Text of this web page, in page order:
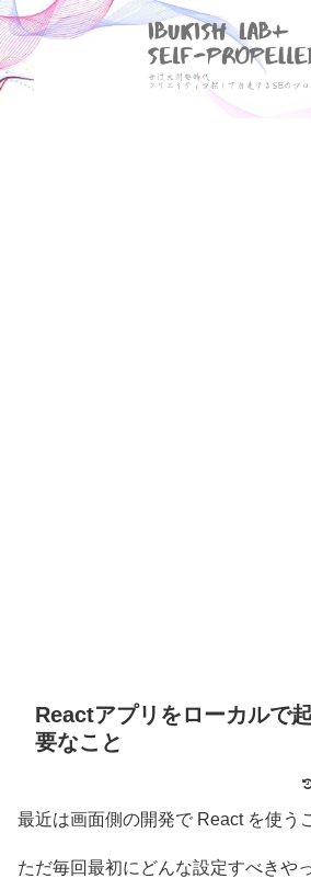
Reactアプリをローカルで
要なこと
最近は画面側の開発で React を使う
ただ毎回最初にどんな設定すべきや